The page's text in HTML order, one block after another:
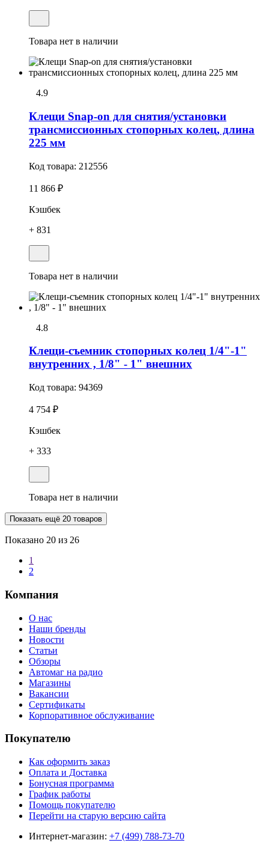
Товара нет в наличии
4.9
Клещи Snap-on для снятия/установки
трансмиссионных стопоpных колец, длина
225 мм
Код товара: 212556
11 866 ₽
Кэшбек
+ 831
Товара нет в наличии
4.8
Клещи-съемник стопорных колец 1/4"-1"
внутренних , 1/8" - 1" внешних
Код товара: 94369
4 754 ₽
Кэшбек
+ 333
Товара нет в наличии
Показать ещё 20 товаров
Показано 20 из 26
1
2
Компания
О нас
Наши бренды
Новости
Статьи
Обзоры
Автомаг на радио
Магазины
Вакансии
Сертификаты
Корпоративное обслуживание
Покупателю
Как оформить заказ
Оплата и Доставка
Бонусная программа
График работы
Помощь покупателю
Перейти на старую версию сайта
Интернет-магазин: +7 (499) 788-73-70